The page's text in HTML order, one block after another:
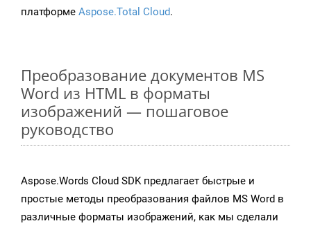
платформе Aspose.Total Cloud.
Преобразование документов MS
Word из HTML в форматы
изображений — пошаговое
руководство
Aspose.Words Cloud SDK предлагает быстрые и
простые методы преобразования файлов MS Word в
различные форматы изображений, как мы сделали